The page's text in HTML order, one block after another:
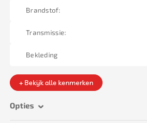
Brandstof:
Transmissie:
Bekleding
+ Bekijk alle kenmerken
Opties